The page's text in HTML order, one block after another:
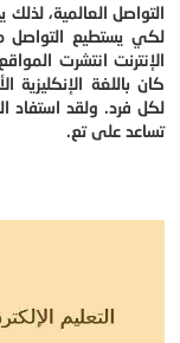
التواصل العالمية،
لكي يستطيع التواصل
الإنترنت انتشرت
كان باللغة الإنكليزية
لكل فرد. ولقد استفاد
تساعد على تع.